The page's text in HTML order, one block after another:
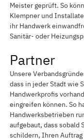
Meister geprüft. So
Klempner und
ihr Handwerk
Sanitär- oder
Partner
Unsere
dass in jeder Stadt wie
Handwerkprofis
eingreifen können. So
Handwerksbetrieben
aufgebaut, dass sobald
schildern, Ihren Auftrag